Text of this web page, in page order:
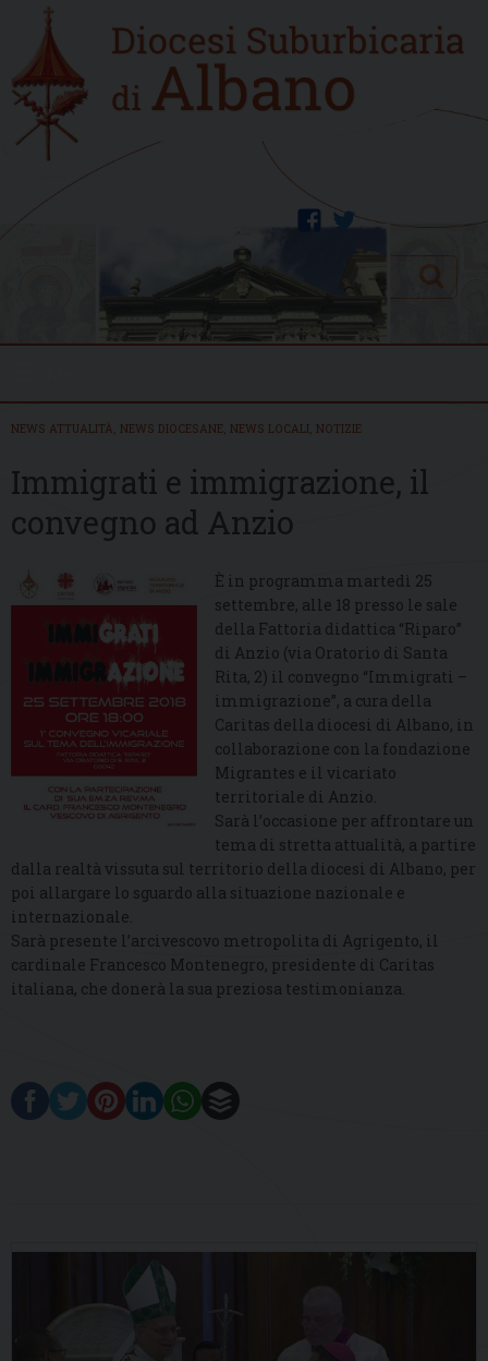
content
Home
new
twitter
facebook
Search
NEWS ATTUALITÀ NEWS DIOCESANE NEWS LOCALI NOTIZIE
Immigrati e immigrazione, il
convegno ad Anzio
È in programma martedì 25
settembre, alle 18 presso le sale
della Fattoria didattica “Riparo”
di Anzio (via Oratorio di Santa
Rita, 2) il convegno “Immigrati –
immigrazione”, a cura della
Caritas della diocesi di Albano, in
collaborazione con la fondazione
Migrantes e il vicariato
territoriale di Anzio.
Sarà l’occasione per affrontare un
tema di stretta attualità, a partire
dalla realtà vissuta sul territorio della diocesi di Albano, per
poi allargare lo sguardo alla situazione nazionale e
internazionale.
Sarà presente l’arcivescovo metropolita di Agrigento, il
cardinale Francesco Montenegro, presidente di Caritas
italiana, che donerà la sua preziosa testimonianza.